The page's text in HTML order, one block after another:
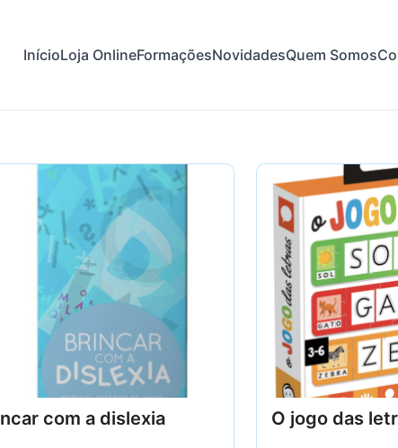
InícioLoja OnlineFormaçõesNovidadesQuem Somos
com a dislexia O jogo das